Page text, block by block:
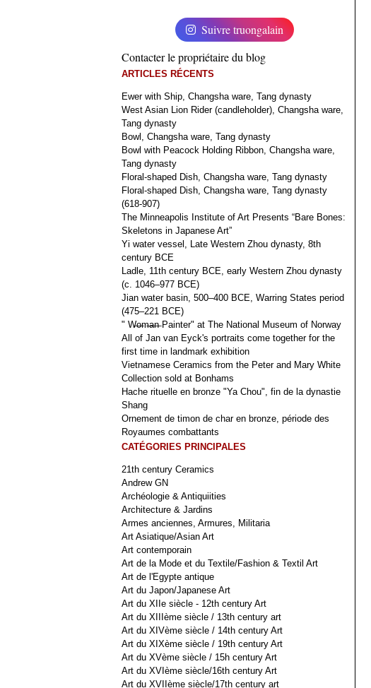
Suivre truongalain
Contacter le propriétaire du blog
ARTICLES RÉCENTS
Ewer with Ship, Changsha ware, Tang dynasty
West Asian Lion Rider (candleholder), Changsha ware,
Tang dynasty
Bowl, Changsha ware, Tang dynasty
Bowl with Peacock Holding Ribbon, Changsha ware,
Tang dynasty
Floral-shaped Dish, Changsha ware, Tang dynasty
Floral-shaped Dish, Changsha ware, Tang dynasty
(618-907)
The Minneapolis Institute of Art Presents “Bare Bones:
Skeletons in Japanese Art”
Yi water vessel, Late Western Zhou dynasty, 8th
century BCE
Ladle, 11th century BCE, early Western Zhou dynasty
(c. 1046–977 BCE)
Jian water basin, 500–400 BCE, Warring States period
(475–221 BCE)
" W̶o̶m̶a̶n̶ Painter" at The National Museum of Norway
All of Jan van Eyck's portraits come together for the
first time in landmark exhibition
Vietnamese Ceramics from the Peter and Mary White
Collection sold at Bonhams
Hache rituelle en bronze "Ya Chou", fin de la dynastie
Shang
Ornement de timon de char en bronze, période des
Royaumes combattants
CATÉGORIES PRINCIPALES
21th century Ceramics
Andrew GN
Archéologie & Antiquiities
Architecture & Jardins
Armes anciennes, Armures, Militaria
Art Asiatique/Asian Art
Art contemporain
Art de la Mode et du Textile/Fashion & Textil Art
Art de l'Egypte antique
Art du Japon/Japanese Art
Art du XIIe siècle - 12th century Art
Art du XIIIème siècle / 13th century art
Art du XIVème siècle / 14th century Art
Art du XIXème siècle / 19th century Art
Art du XVème siècle / 15h century Art
Art du XVIème siècle/16th century Art
Art du XVIIème siècle/17th century art